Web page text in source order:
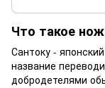
Что такое
Сантоку -
название
добродетелями